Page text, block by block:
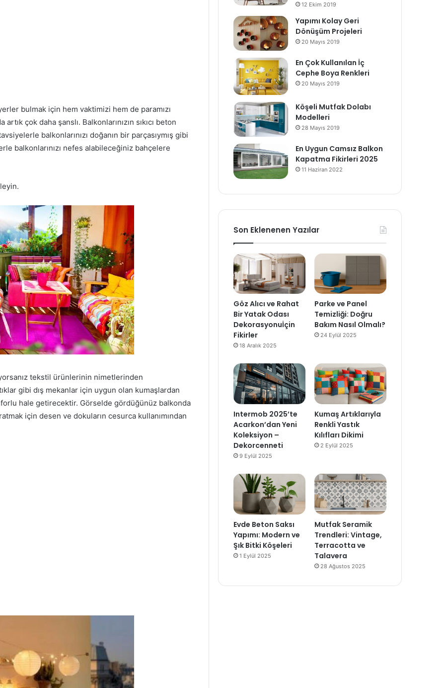
bulmak için hem vaktimizi hem de paramızı
çok daha şanslı. Balkonlarınızın sıkıcı beton
balkonlarınızı doğanın bir parçasıymış gibi
balkonlarınızı nefes alabileceğiniz bahçelere
tekstil ürünlerinin nimetlerinden
gibi dış mekanlar için uygun olan kumaşlardan
hale getirecektir. Görselde gördüğünüz balkonda
için desen ve dokuların cesurca kullanımından
12 Ekim 2019
Yapımı Kolay Geri
Dönüşüm Projeleri
20 Mayıs 2019
En Çok Kullanılan İç
Cephe Boya Renkleri
20 Mayıs 2019
Köşeli Mutfak Dolabı
Modelleri
28 Mayıs 2019
En Uygun Camsız Balkon
Kapatma Fikirleri 2025
11 Haziran 2022
Son Eklenenen Yazılar
Göz Alıcı ve Rahat
Bir Yatak Odası
Dekorasyonuİçin
Fikirler
18 Aralık 2025
Parke ve Panel
Temizliği: Doğru
Bakım Nasıl Olmalı?
24 Eylül 2025
Intermob 2025’te
Acarkon’dan Yeni
Koleksiyon –
Dekorcenneti
9 Eylül 2025
Kumaş Artıklarıyla
Renkli Yastık
Kılıfları Dikimi
2 Eylül 2025
Evde Beton Saksı
Yapımı: Modern ve
Şık Bitki Köşeleri
1 Eylül 2025
Mutfak Seramik
Trendleri: Vintage,
Terracotta ve
Talavera
28 Ağustos 2025